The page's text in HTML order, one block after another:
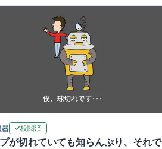
器 校閲済
が切れていても知らんぷり、それで